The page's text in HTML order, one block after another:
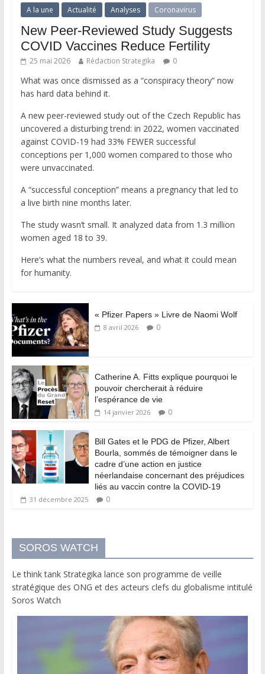
A la une Actualité Analyses Coronavirus
New Peer-Reviewed Study Suggests
COVID Vaccines Reduce Fertility
25 mai 2026 Rédaction Strategika 0
What was once dismissed as a “conspiracy theory” now
has hard data behind it.
A new peer-reviewed study out of the Czech Republic has
uncovered a disturbing trend: in 2022, women vaccinated
against COVID-19 had 33% FEWER successful
conceptions per 1,000 women compared to those who
were unvaccinated.
A “successful conception” means a pregnancy that led to
a live birth nine months later.
The study wasn’t small. It analyzed data from 1.3 million
women aged 18 to 39.
Here’s what the numbers reveal, and what it could mean
for humanity.
« Pfizer Papers » Livre de Naomi Wolf
8 avril 2026 0
Catherine A. Fitts explique pourquoi le
pouvoir chercherait à réduire
l’espérance de vie
14 janvier 2026 0
Bill Gates et le PDG de Pfizer, Albert
Bourla, sommés de témoigner dans le
cadre d’une action en justice
néerlandaise concernant des préjudices
liés au vaccin contre la COVID-19
31 décembre 2025 0
SOROS WATCH
Le think tank Strategika lance son programme de veille
stratégique des ONG et des acteurs clefs du globalisme intitulé
Soros Watch